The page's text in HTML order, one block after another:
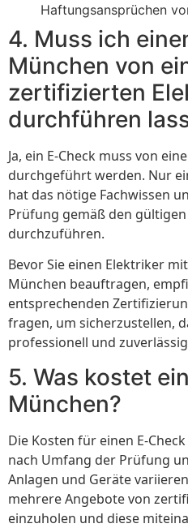
Haftungsansprüchen
4. Muss ich
München von
zertifizierten
durchführen
Ja, ein E-Check muss von
durchgeführt werden. Nur
hat das nötige Fachwissen
Prüfung gemäß den
durchzuführen.
Bevor Sie einen Elektriker
München beauftragen,
entsprechenden
fragen, um sicherzustellen,
professionell und
5. Was kostet
München?
Die Kosten für einen E-
nach Umfang der Prüfung
Anlagen und Geräte
mehrere Angebote von
einzuholen und diese